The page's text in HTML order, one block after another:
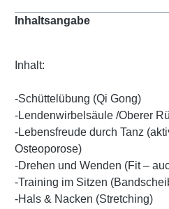
Inhaltsangabe
Inhalt:
-Schüttelübung (Qi Gong)
-Lendenwirbelsäule /Oberer
-Lebensfreude durch Tanz
Osteoporose)
-Drehen und Wenden (Fit –
-Training im Sitzen
-Hals & Nacken (Stretching)